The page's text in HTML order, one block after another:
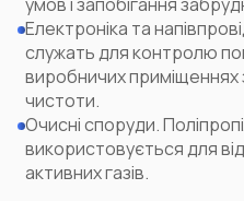
Електроніка та
служать для контролю
виробничих
чистоти.
Очисні споруди.
використовується для
активних газів.